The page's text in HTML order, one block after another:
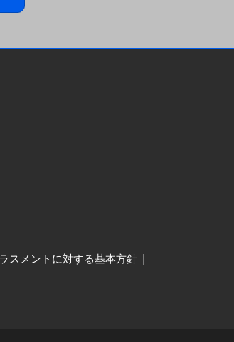
スメントに対する基本方針